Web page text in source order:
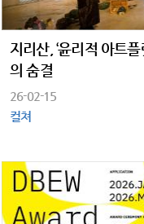
지리산, ‘윤리적 아트
의 숨결
26-02-15
컬쳐